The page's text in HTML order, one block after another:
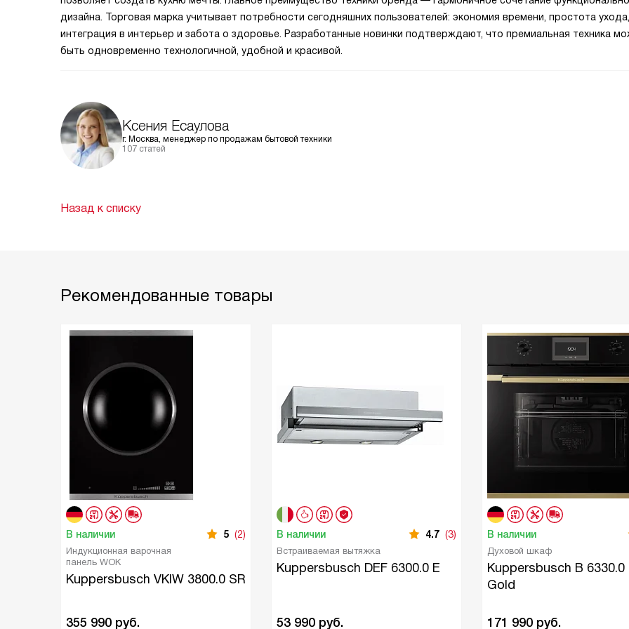
дизайна. Торговая марка учитывает потребности сегодняшних пользователей: экономия времени, простота ухода,
интеграция в интерьер и забота о здоровье. Разработанные новинки подтверждают, что премиальная техника
быть одновременно технологичной, удобной и красивой.
Ксения Есаулова
г. Москва, менеджер по продажам бытовой техники
107 статей
Назад к списку
Рекомендованные товары
В наличии 5 (2)
Индукционная варочная
панель WOK
Kuppersbusch VKIW 3800.0 SR
355 990 руб.
В наличии 4.7 (3)
Встраиваемая вытяжка
Kuppersbusch DEF 6300.0 E
53 990 руб.
В наличии
Духовой шкаф
Kuppersbusch B 6330.0
Gold
171 990 руб.